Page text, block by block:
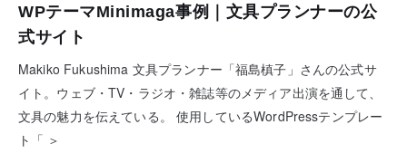
WPテーマMinimaga事例｜文具プランナーの公
式サイト
Makiko Fukushima 文具プランナー「福島槙子」さんの公式サ
イト。ウェブ・TV・ラジオ・雑誌等のメディア出演を通して、
文具の魅力を伝えている。 使用しているWordPressテンプレー
ト「 ＞